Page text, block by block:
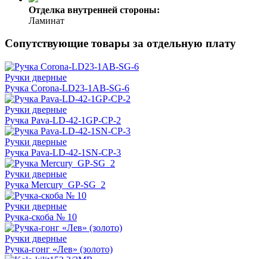
Отделка внутренней стороны:
Ламинат
Сопутствующие товары за отдельную плату
Ручки дверные
Ручка Corona-LD23-1AB-SG-6
Ручки дверные
Ручка Pava-LD-42-1GP-CP-2
Ручки дверные
Ручка Pava-LD-42-1SN-CP-3
Ручки дверные
Ручка Mercury_GP-SG_2
Ручки дверные
Ручка-скоба № 10
Ручки дверные
Ручка-гонг «Лев» (золото)